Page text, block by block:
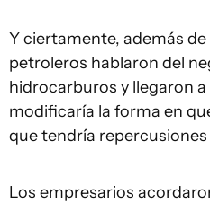
Y ciertamente, además
petroleros hablaron del
hidrocarburos y llegaron
modificaría la forma en
que tendría repercusiones
Los empresarios